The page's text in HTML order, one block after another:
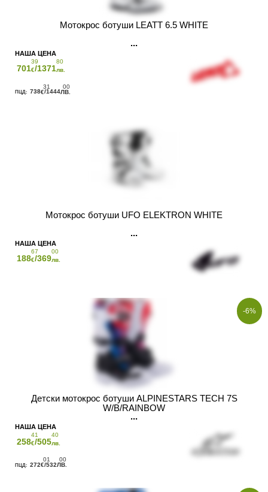
Мотокрос ботуши LEATT 6.5 WHITE
701
39
€/1371
80
лв.
738
31
€/1444
00
ЛВ.
Мотокрос ботуши UFO ELEKTRON WHITE
188
67
€/369
00
лв.
-6%
Детски мотокрос ботуши ALPINESTARS TECH 7S
W/B/RAINBOW
258
41
€/505
40
лв.
272
01
€/532
00
ЛВ.